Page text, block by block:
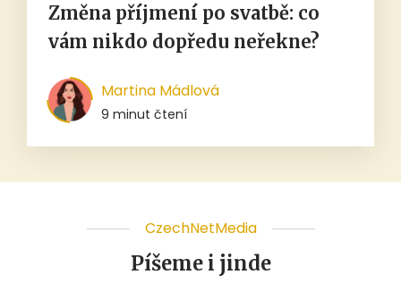
Změna příjmení po svatbě: co
vám nikdo dopředu neřekne?
Martina Mádlová
9 minut čtení
CzechNetMedia
Píšeme i jinde